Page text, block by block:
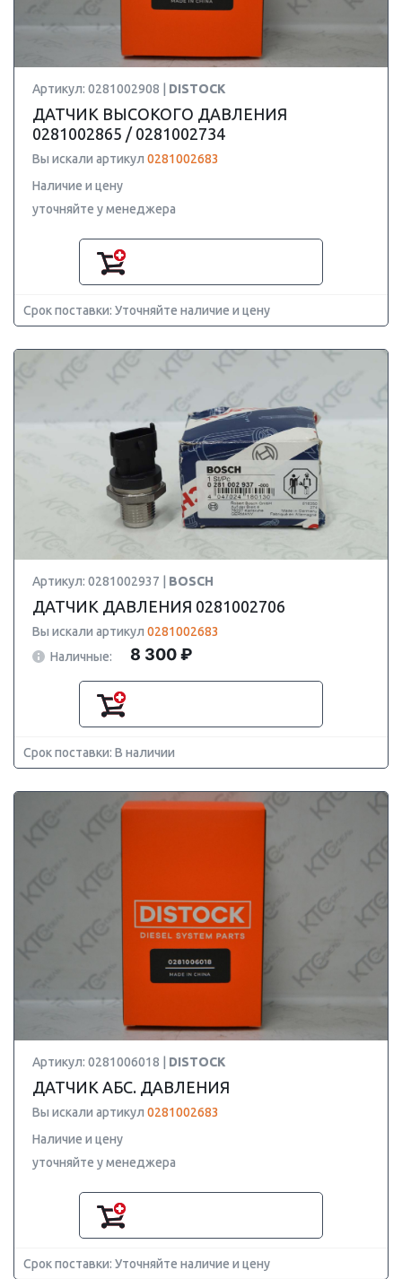
Артикул: 0281002908 | DISTOCK
ДАТЧИК ВЫСОКОГО ДАВЛЕНИЯ
0281002865 / 0281002734
Вы искали артикул 0281002683
Наличие и цену
уточняйте у менеджера
Срок поставки: Уточняйте наличие и цену
Артикул: 0281002937 | BOSCH
ДАТЧИК ДАВЛЕНИЯ 0281002706
Вы искали артикул 0281002683
Наличные:
8 300 ₽
Срок поставки: В наличии
Артикул: 0281006018 | DISTOCK
ДАТЧИК АБС. ДАВЛЕНИЯ
Вы искали артикул 0281002683
Наличие и цену
уточняйте у менеджера
Срок поставки: Уточняйте наличие и цену